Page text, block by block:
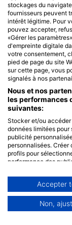
stockages du
fournisseurs peuvent
intérêt légitime. Pour
pouvez accepter,
«Gérer les
d'empreinte digitale
votre consentement,
pied de page du site
sur cette page, vous
signalés à nos
Nous et nos
les performances
suivantes:
Stocker et/ou accéder
données limitées
publicité
personnalisées.
profils pour
performance des
données provenant
services. Utiliser des
Les données peuvent
envoyées aux États-
Accepter
Non,